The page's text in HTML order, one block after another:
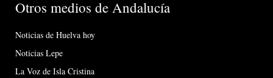
Otros medios de Andalucía
Noticias de Huelva hoy
Noticias Lepe
La Voz de Isla Cristina